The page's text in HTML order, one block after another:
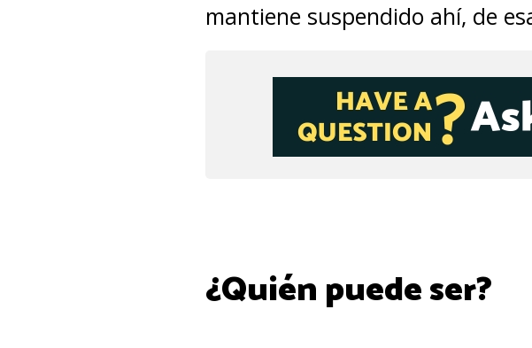
mantiene suspendido ahí, de
¿Quién puede ser?